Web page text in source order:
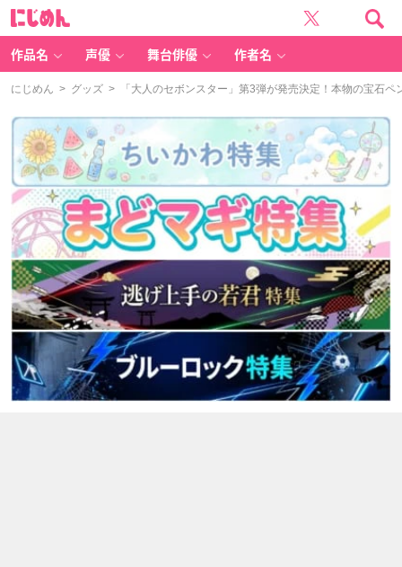
作品名 声優 舞台俳優 作者名
にじめん > グッズ > 「大人のセボンスター」第3弾が発売決定！本物の宝石